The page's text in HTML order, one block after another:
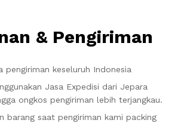
& Pengiriman
pengiriman keseluruh Indonesia
Jasa Expedisi dari Jepara
ongkos pengiriman lebih terjangkau.
barang saat pengiriman kami packing